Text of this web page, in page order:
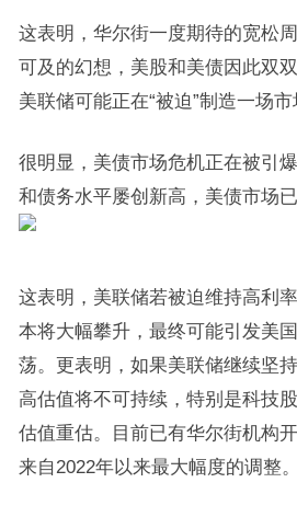
这表明，华尔街一度期待的宽松
可及的幻想，美股和美债因此双
美联储可能正在“被迫”制造一场市
很明显，美债市场危机正在被引
和债务水平屡创新高，美债市场
这表明，美联储若被迫维持高利
本将大幅攀升，最终可能引发美
荡。更表明，如果美联储继续坚
高估值将不可持续，特别是科技
估值重估。目前已有华尔街机构
来自2022年以来最大幅度的调整。